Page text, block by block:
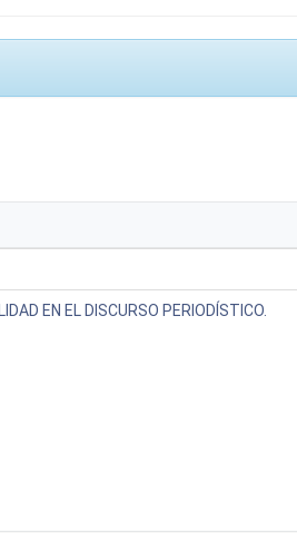
EN EL DISCURSO PERIODÍSTICO.